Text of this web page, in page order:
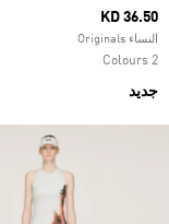
KD 36.50
النساء Originals
2 Colours
جديد